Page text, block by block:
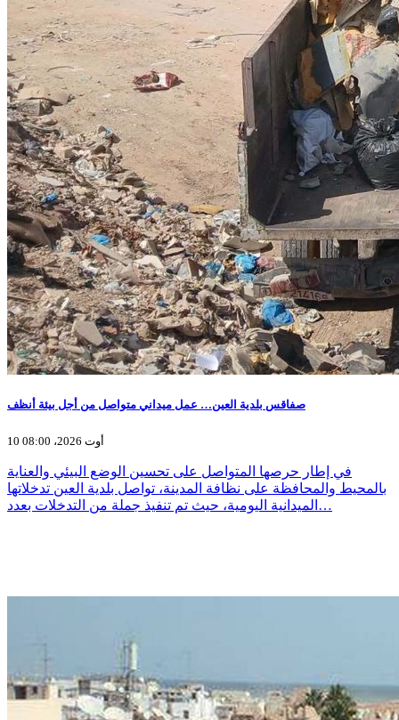
صفاقس بلدية العين… عمل ميداني متواصل من أجل بيئة أنظف
10 أوت 2026، 08:00
في إطار حرصها المتواصل على تحسين الوضع البيئي والعناية
بالمحيط والمحافظة على نظافة المدينة، تواصل بلدية العين تدخلاتها
الميدانية اليومية، حيث تم تنفيذ جملة من التدخلات بعدد…